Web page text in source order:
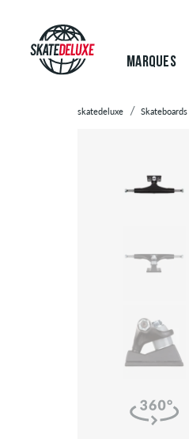
MARQUES
skatedeluxe Skateboards